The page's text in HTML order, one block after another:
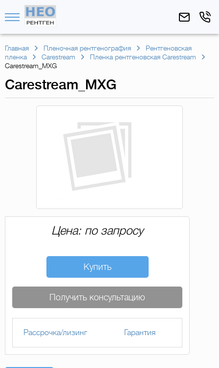
Главная Пленочная рентгенография
Рентгеновская
пленка
Carestream
Пленка рентгеновская Carestream
Carestream_MXG
Carestream_MXG
Цена: по запросу
Купить
Получить консультацию
Рассрочка/лизинг Гарантия